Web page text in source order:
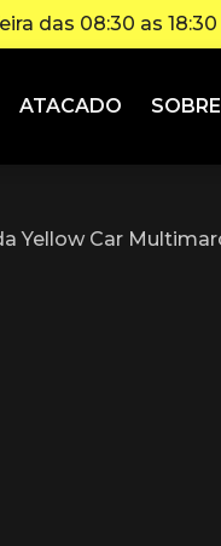
das 08:30 as
ATACADO SOBRE
Yellow Car